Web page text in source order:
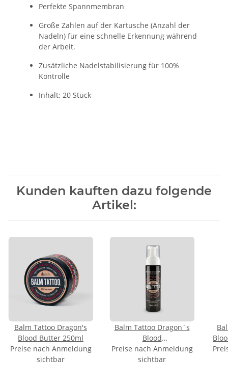
Perfekte Spannmembran
Große Zahlen auf der Kartusche (Anzahl der
Nadeln) für eine schnelle Erkennung während
der Arbeit.
Zusätzliche Nadelstabilisierung für 100%
Kontrolle
Inhalt: 20 Stück
Kunden kauften dazu folgende
Artikel:
Balm Tattoo Dragon's
Blood Butter 250ml
Preise nach Anmeldung
sichtbar
Balm Tattoo Dragon´s
Blood
Reinigungsschaum -
Foam - 200ml
Preise nach Anmeldung
sichtbar